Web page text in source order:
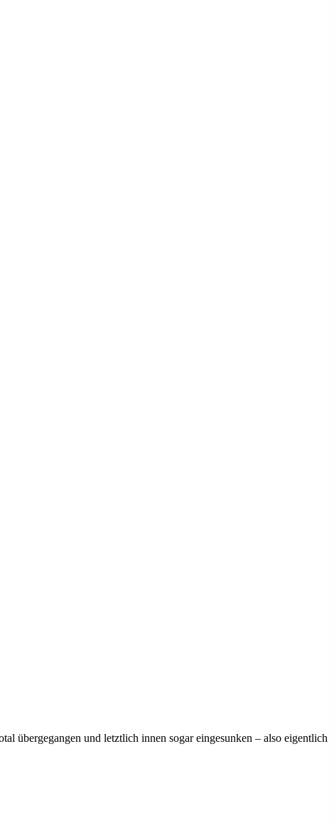
übergegangen und letztlich innen sogar eingesunken – also eigentlich